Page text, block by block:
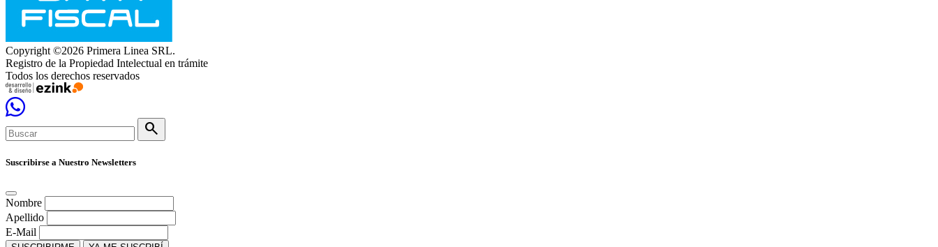
Copyright ©2026 Primera Linea SRL.
Registro de la Propiedad Intelectual en trámite
Todos los derechos reservados
search
Suscribirse a Nuestro Newsletters
Nombre
Apellido
E-Mail